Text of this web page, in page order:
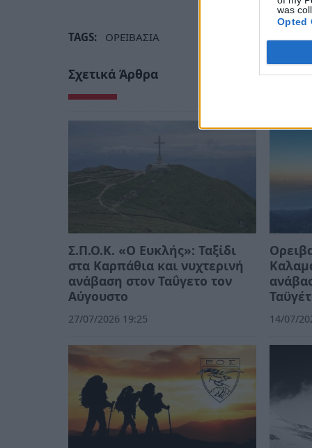
was
Opted
TAGS: ΟΡΕΙΒΑΣΙΑ
Σχετικά Άρθρα
Σ.Π.Ο.Κ. «Ο Ευκλής»: Ταξίδι
στα Καρπάθια και νυχτερινή
ανάβαση στον Ταΰγετο τον
Αύγουστο
27/07/2026 19:25 14/07/